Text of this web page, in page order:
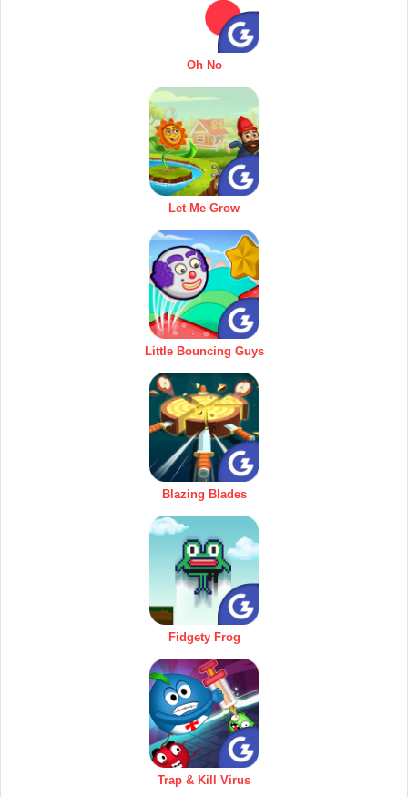
Oh No
Let Me Grow
Little Bouncing Guys
Blazing Blades
Fidgety Frog
Trap & Kill Virus